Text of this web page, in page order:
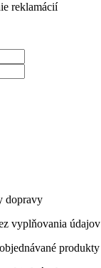
reklamácií
dopravy
vyplňovania údajov
produkty